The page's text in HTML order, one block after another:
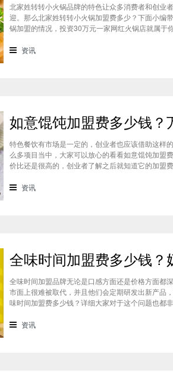
北家姓转转小火锅品牌的特色让众多消费者和创业
迎。那么北家姓转转小火锅加盟费多少？下面小编
锅加盟的情况，投资30万元一家网红火锅店就属于
锅凭借自己的产品和装修在美食市场当中受到越来
资讯
特色餐饮有市场是一定的，创业者也应该借助这样
么多项目当中，大家可以放心的看看如意馄饨加盟
价比还是很高的，创业者了解之后就知道它的加盟
一下如意馄饨加盟费多少钱？是不是值得加盟？就
资讯
全味时间加盟品牌无论是口感方面还是价格方面都
市面上很难被取代，并且他们会定期研发出新产品
味时间加盟费多少钱？详细大家对于这个问题也都
虽然开头说得很好，公司也确实提供了设备和产品
资讯